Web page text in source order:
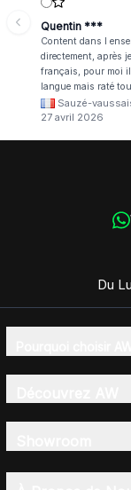
Quentin ***
Content dans l
directement, après
français, pour moi il
langue mais raté
Sauzé-
27 avril 2026
Du